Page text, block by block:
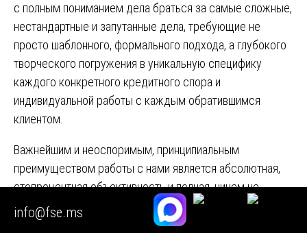
с полным пониманием дела браться за самые сложные,
нестандартные и запутанные дела, требующие не
просто шаблонного, формального подхода, а глубокого
творческого погружения в уникальную специфику
каждого конкретного кредитного спора и
индивидуальной работы с каждым обратившимся
клиентом.
Важнейшим и неоспоримым, принципиальным
преимуществом работы с нами является абсолютная,
стопроцентная объективность и полная, ничем не
ограниченная независимость от кого бы то ни было. Мы
не аффилированы ни с одной из сторон потенциального
info@fse.ms